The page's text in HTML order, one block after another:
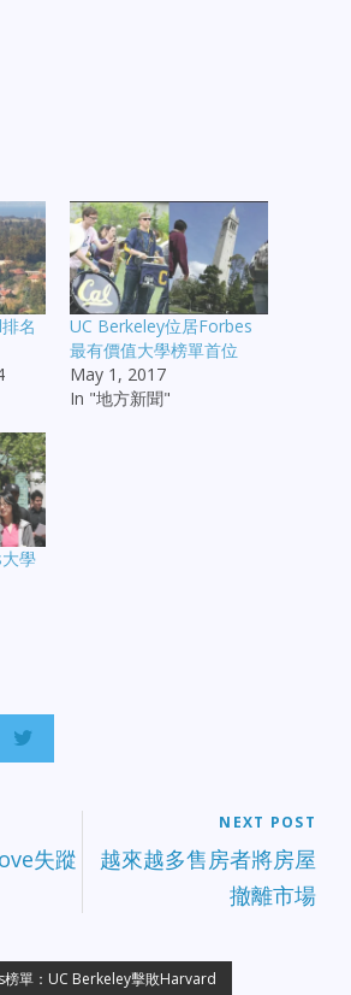
名
UC Berkeley位居Forbes
最有價值大學榜單首位
May 1, 2017
In "地方新聞"
學
失蹤
NEXT POST
越來越多售房者將房屋
撤離市場
榜單：UC Berkeley擊敗Harvard